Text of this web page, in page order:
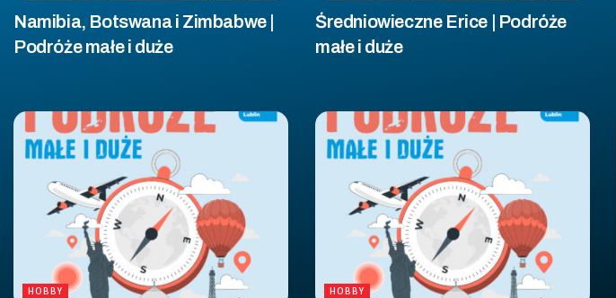
Namibia, Botswana i Zimbabwe |
Podróże małe i duże
Średniowieczne Erice | Podróże
małe i duże
HOBBY HOBBY